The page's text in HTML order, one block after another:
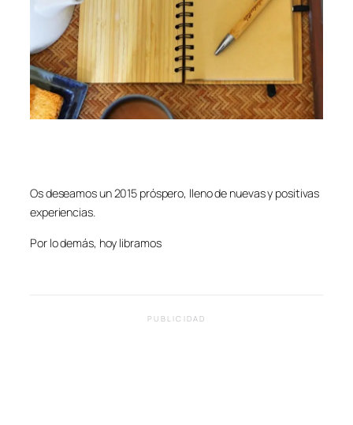
Os deseamos un 2015 próspero, lleno de nuevas y positivas
experiencias.
Por lo demás, hoy libramos
PUBLICIDAD